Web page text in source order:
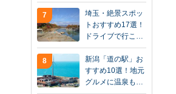
7
埼玉・絶景スポッ
トおすすめ17選！
ドライブで行こ…
8
新潟「道の駅」お
すすめ10選！地元
グルメに温泉も…